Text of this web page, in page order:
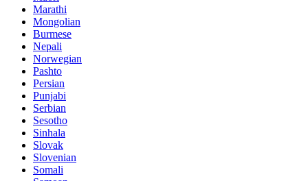
Marathi
Mongolian
Burmese
Nepali
Norwegian
Pashto
Persian
Punjabi
Serbian
Sesotho
Sinhala
Slovak
Slovenian
Somali